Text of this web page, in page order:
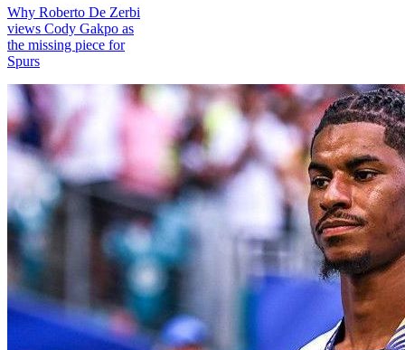
Why Roberto De Zerbi
views Cody Gakpo as
the missing piece for
Spurs